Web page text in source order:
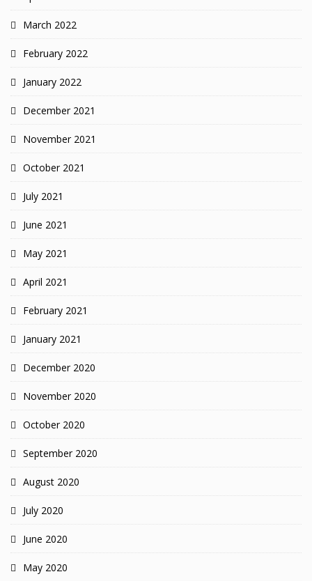
March 2022
February 2022
January 2022
December 2021
November 2021
October 2021
July 2021
June 2021
May 2021
April 2021
February 2021
January 2021
December 2020
November 2020
October 2020
September 2020
August 2020
July 2020
June 2020
May 2020